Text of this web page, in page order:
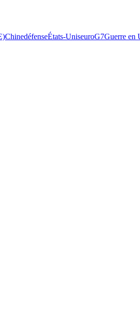
ChinedéfenseÉtats-UniseuroG7Guerre en